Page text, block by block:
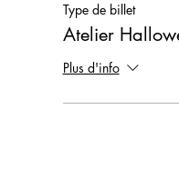
Type de billet
Atelier
Plus d'info